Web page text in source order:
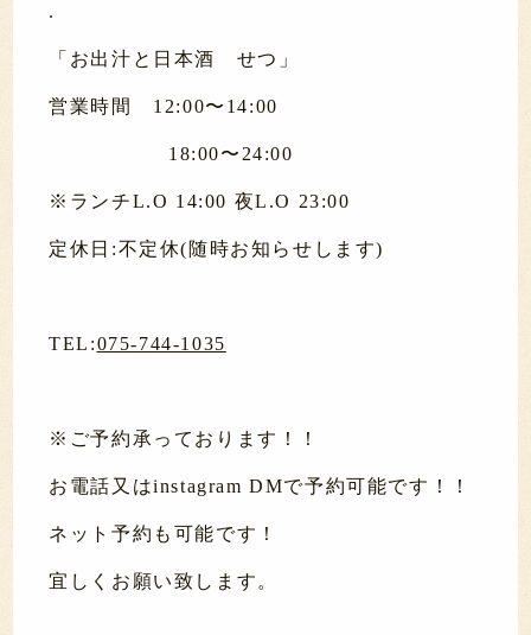
.
「お出汁と日本酒 せつ」
営業時間 12:00〜14:00
18:00〜24:00
※ランチL.O 14:00 夜L.O 23:00
定休日:不定休(随時お知らせします)
TEL:075-744-1035
※ご予約承っております！！
お電話又はinstagram DMで予約可能です！！
ネット予約も可能です！
宜しくお願い致します。